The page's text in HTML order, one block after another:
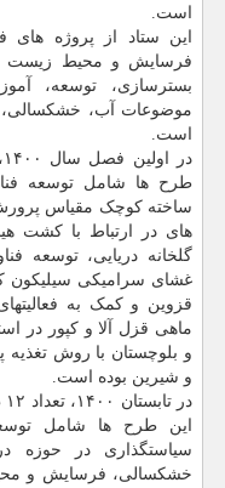
است.
این ستاد از پروژه های
فرسایش و محیط زیست
بسترسازی، توسعه،
موضوعات آب،
است.
ساخته کوچک مقیاس
های در ارتباط با کشت
گلخانه دریایی، توسعه
غشای سرامیکی سیلیکون
ماهی قزل آلا و کپور در
و بلوچستان با روش
و شیرین بوده است.
این طرح ها شامل
سیاستگذاری در حوزه
خشکسالی، فرسایش و